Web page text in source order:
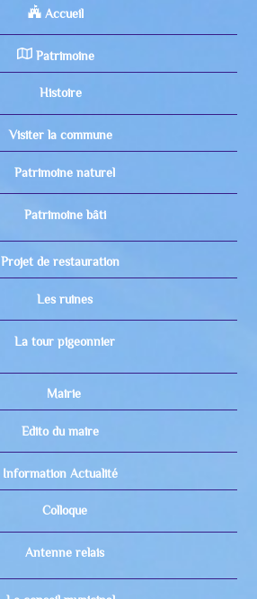
Accueil
Patrimoine
Histoire
Visiter la commune
Patrimoine naturel
Patrimoine bâti
Projet de restauration
Les ruines
La tour pigeonnier
Mairie
Edito du maire
Information Actualité
Colloque
Antenne relais